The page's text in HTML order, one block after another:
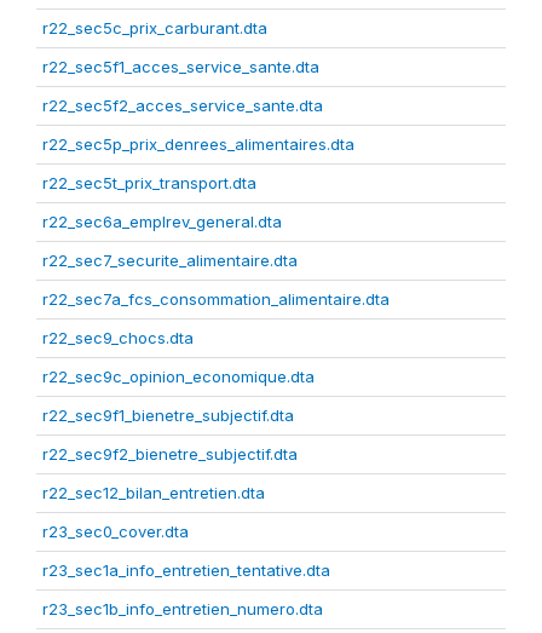
r22_sec5c_prix_carburant.dta
r22_sec5f1_acces_service_sante.dta
r22_sec5f2_acces_service_sante.dta
r22_sec5p_prix_denrees_alimentaires.dta
r22_sec5t_prix_transport.dta
r22_sec6a_emplrev_general.dta
r22_sec7_securite_alimentaire.dta
r22_sec7a_fcs_consommation_alimentaire.dta
r22_sec9_chocs.dta
r22_sec9c_opinion_economique.dta
r22_sec9f1_bienetre_subjectif.dta
r22_sec9f2_bienetre_subjectif.dta
r22_sec12_bilan_entretien.dta
r23_sec0_cover.dta
r23_sec1a_info_entretien_tentative.dta
r23_sec1b_info_entretien_numero.dta